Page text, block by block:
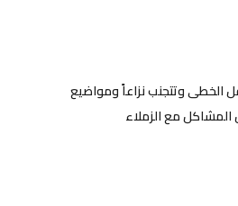
الخطى وتتجنب نزاعاً ومواضيع
مع الزملاء